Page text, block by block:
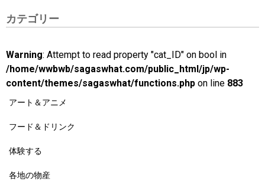
カテゴリー
Warning: Attempt to read property "cat_ID" on bool in
/home/wwbwb/sagaswhat.com/public_html/jp/wp-
content/themes/sagaswhat/functions.php on line 883
アート＆アニメ
フード＆ドリンク
体験する
各地の物産